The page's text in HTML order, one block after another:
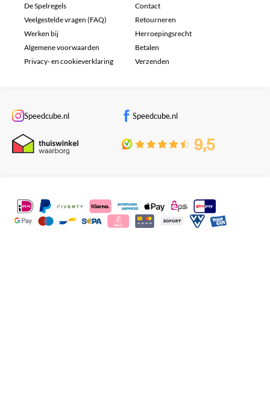
De Spelregels
Veelgestelde vragen (FAQ)
Werken bij
Algemene voorwaarden
Privacy- en cookieverklaring
Contact
Retourneren
Herroepingsrecht
Betalen
Verzenden
Speedcube.nl Speedcube.nl